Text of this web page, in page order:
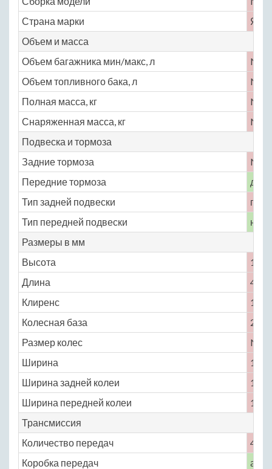
Страна марки
Объем и масса
Объем багажника мин/макс, л
No
Объем топливного бака, л
No
Полная масса, кг
No
Снаряженная масса, кг
No
Подвеска и тормоза
Задние тормоза
No
Передние тормоза
Тип задней подвески
Тип передней подвески
Размеры в мм
Высота
1351
Длина
4133
Клиренс
150
Колесная база
2380
Размер колес
No
Ширина
1661
Ширина задней колеи
1415
Ширина передней колеи
1430
Трансмиссия
Количество передач
4
Коробка передач